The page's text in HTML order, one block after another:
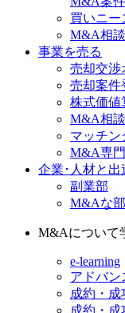
買いニー
M&A相
事業を売る
売却交渉
売却案件
株式価値
M&A相
マッチン
M&A専
企業･人材と出
副業部
M&Aな部
M&Aについて
e-learning
アドバン
成約・成
成約・